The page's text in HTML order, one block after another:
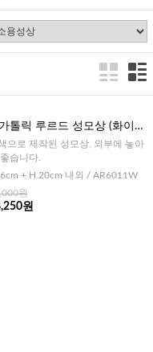
톨릭 루르드 성모상 (화이트)
으로 제작된 성모상, 외부에 놓아
습니다.
+ H 20cm 내외 / AR6011W
원
원